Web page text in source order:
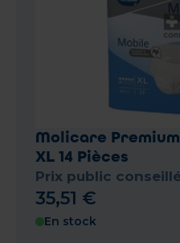
Molicare
XL 14 Pièces
Prix public
35,51 €
En stock